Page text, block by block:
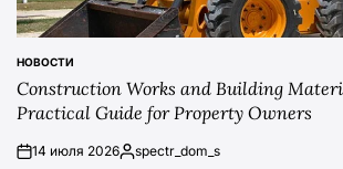
POSTED
IN
НОВОСТИ
Construction Works and Building
Practical Guide for Property Owners
on14 июля 2026Posted
spectr_dom_s